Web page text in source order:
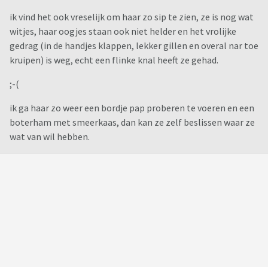
ik vind het ook vreselijk om haar zo sip te zien, ze is nog wat
witjes, haar oogjes staan ook niet helder en het vrolijke
gedrag (in de handjes klappen, lekker gillen en overal nar toe
kruipen) is weg, echt een flinke knal heeft ze gehad.
;-(
ik ga haar zo weer een bordje pap proberen te voeren en een
boterham met smeerkaas, dan kan ze zelf beslissen waar ze
wat van wil hebben.